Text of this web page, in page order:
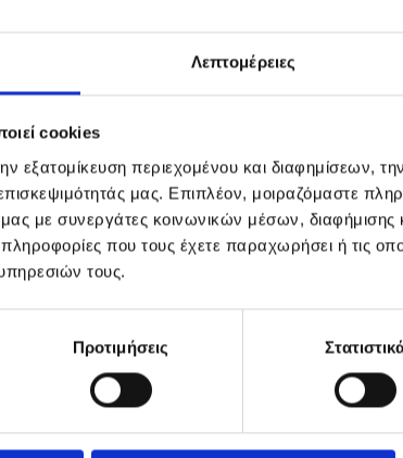
Λεπτομέρειες
cookies
εξατομίκευση περιεχομένου και διαφημίσεων,
μας. Επιπλέον, μοιραζόμαστε
μας με συνεργάτες κοινωνικών μέσων,
που τους έχετε παραχωρήσει ή τις
τους.
Προτιμήσεις